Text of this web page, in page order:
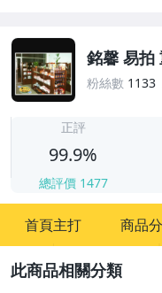
銘馨 易拍
粉絲數 1133
正評
99.9%
總評價 1477
首頁主打 商品
圖書/影音/文具